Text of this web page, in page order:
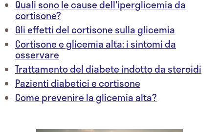
Quali sono le cause dell'iperglicemia da
cortisone?
Gli effetti del cortisone sulla glicemia
Cortisone e glicemia alta: i sintomi da
osservare
Trattamento del diabete indotto da steroidi
Pazienti diabetici e cortisone
Come prevenire la glicemia alta?